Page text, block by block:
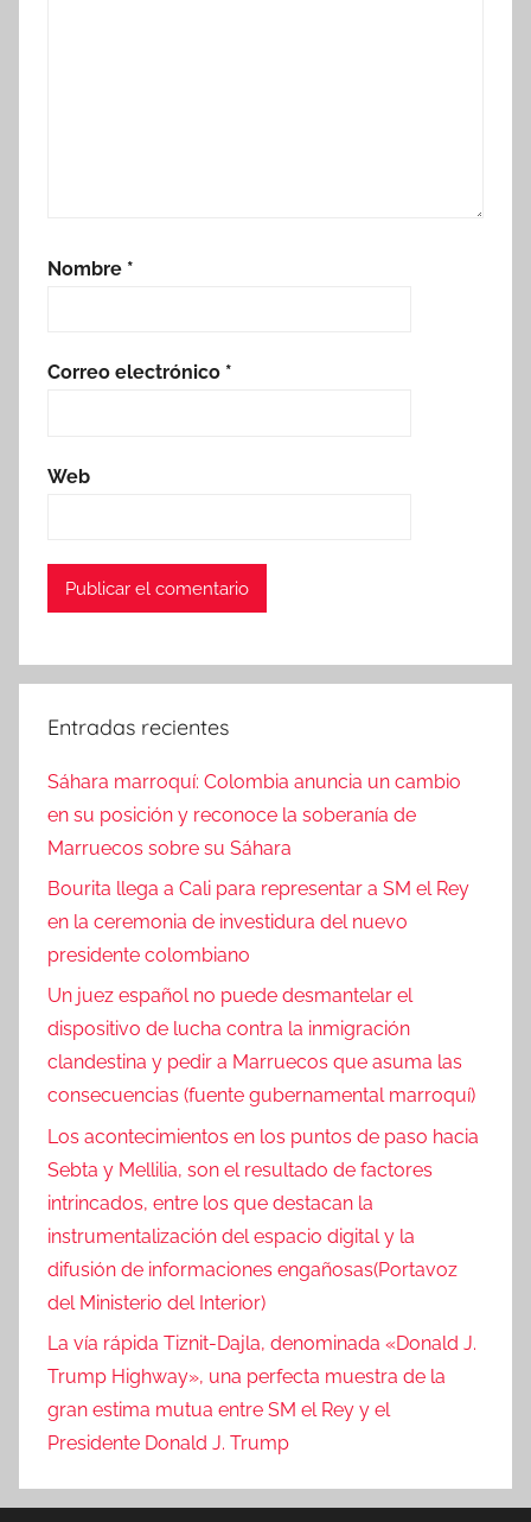
Nombre *
Correo electrónico *
Web
Entradas recientes
Sáhara marroquí: Colombia anuncia un cambio
en su posición y reconoce la soberanía de
Marruecos sobre su Sáhara
Bourita llega a Cali para representar a SM el Rey
en la ceremonia de investidura del nuevo
presidente colombiano
Un juez español no puede desmantelar el
dispositivo de lucha contra la inmigración
clandestina y pedir a Marruecos que asuma las
consecuencias (fuente gubernamental marroquí)
Los acontecimientos en los puntos de paso hacia
Sebta y Mellilia, son el resultado de factores
intrincados, entre los que destacan la
instrumentalización del espacio digital y la
difusión de informaciones engañosas(Portavoz
del Ministerio del Interior)
La vía rápida Tiznit-Dajla, denominada «Donald J.
Trump Highway», una perfecta muestra de la
gran estima mutua entre SM el Rey y el
Presidente Donald J. Trump